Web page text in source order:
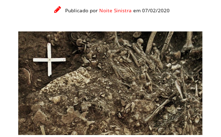
Publicado por Noite Sinistra em 07/02/2020